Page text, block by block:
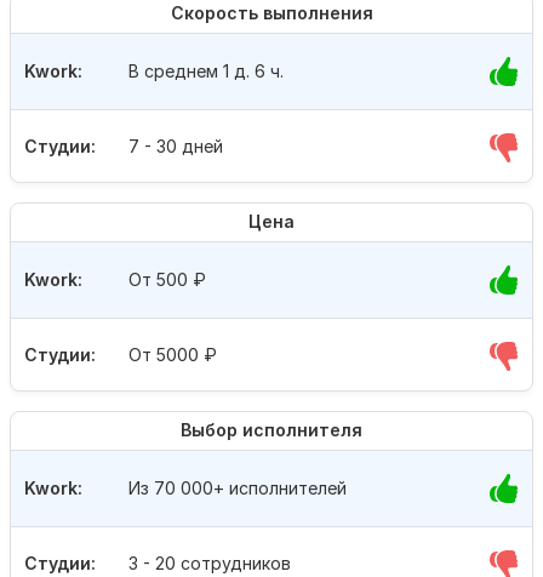
Скорость выполнения
Студии: 7 - 30 дней
Kwork: В среднем 1 д. 6 ч.
Цена
Студии: От 5000 ₽
Kwork: От 500 ₽
Выбор исполнителя
Студии: 3 - 20 сотрудников
Kwork: Из 70 000+ исполнителей